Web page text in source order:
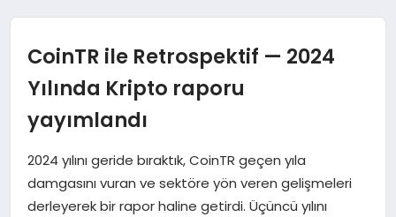
EĞITIM
SAĞLIK
DÜNYA
CoinTR ile Retrospektif — 2024
Yılında Kripto raporu
yayımlandı
2024 yılını geride bıraktık, CoinTR geçen yıla
damgasını vuran ve sektöre yön veren gelişmeleri
derleyerek bir rapor haline getirdi. Üçüncü yılını